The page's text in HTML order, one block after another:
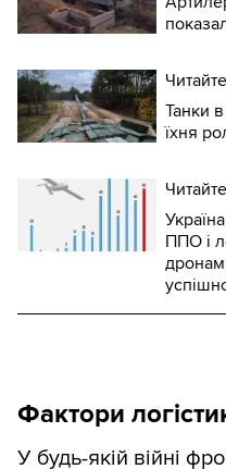
Танки
їхня
ППО і
Фактори
У будь-якій війні